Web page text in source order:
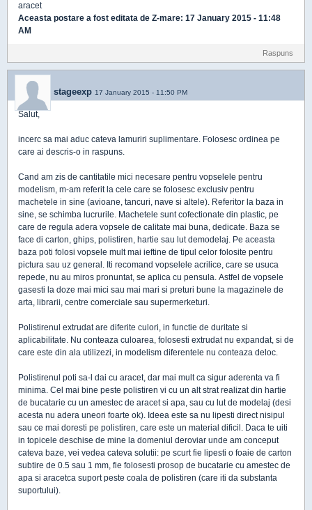
aracet
Aceasta postare a fost editata de Z-mare: 17 January 2015 - 11:48
AM
Raspuns
stageexp 17 January 2015 - 11:50 PM
Salut,
incerc sa mai aduc cateva lamuriri suplimentare. Folosesc ordinea pe
care ai descris-o in raspuns.
Cand am zis de cantitatile mici necesare pentru vopselele pentru
modelism, m-am referit la cele care se folosesc exclusiv pentru
machetele in sine (avioane, tancuri, nave si altele). Referitor la baza in
sine, se schimba lucrurile. Machetele sunt cofectionate din plastic, pe
care de regula adera vopsele de calitate mai buna, dedicate. Baza se
face di carton, ghips, polistiren, hartie sau lut demodelaj. Pe aceasta
baza poti folosi vopsele mult mai ieftine de tipul celor folosite pentru
pictura sau uz general. Iti recomand vopselele acrilice, care se usuca
repede, nu au miros pronuntat, se aplica cu pensula. Astfel de vopsele
gasesti la doze mai mici sau mai mari si preturi bune la magazinele de
arta, librarii, centre comerciale sau supermerketuri.
Polistirenul extrudat are diferite culori, in functie de duritate si
aplicabilitate. Nu conteaza culoarea, folosesti extrudat nu expandat, si de
care este din ala utilizezi, in modelism diferentele nu conteaza deloc.
Polistirenul poti sa-l dai cu aracet, dar mai mult ca sigur aderenta va fi
minima. Cel mai bine peste polistiren vi cu un alt strat realizat din hartie
de bucatarie cu un amestec de aracet si apa, sau cu lut de modelaj (desi
acesta nu adera uneori foarte ok). Ideea este sa nu lipesti direct nisipul
sau ce mai doresti pe polistiren, care este un material dificil. Daca te uiti
in topicele deschise de mine la domeniul deroviar unde am conceput
cateva baze, vei vedea cateva solutii: pe scurt fie lipesti o foaie de carton
subtire de 0.5 sau 1 mm, fie folosesti prosop de bucatarie cu amestec de
apa si aracetca suport peste coala de polistiren (care iti da substanta
suportului).